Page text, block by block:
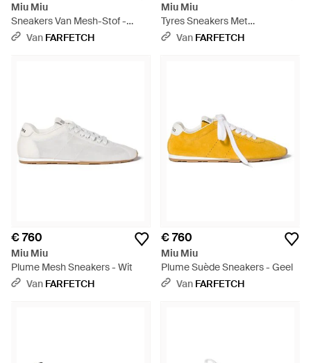
Miu Miu
Sneakers Van Mesh-Stof -
RozeVan FARFETCH
Miu Miu
Tyres Sneakers Met
Plateauzool - Naturel
Van FARFETCH
€ 760
Miu Miu
Plume Mesh Sneakers - Wit
Van FARFETCH
€ 760
Miu Miu
Plume Suède Sneakers - Geel
Van FARFETCH